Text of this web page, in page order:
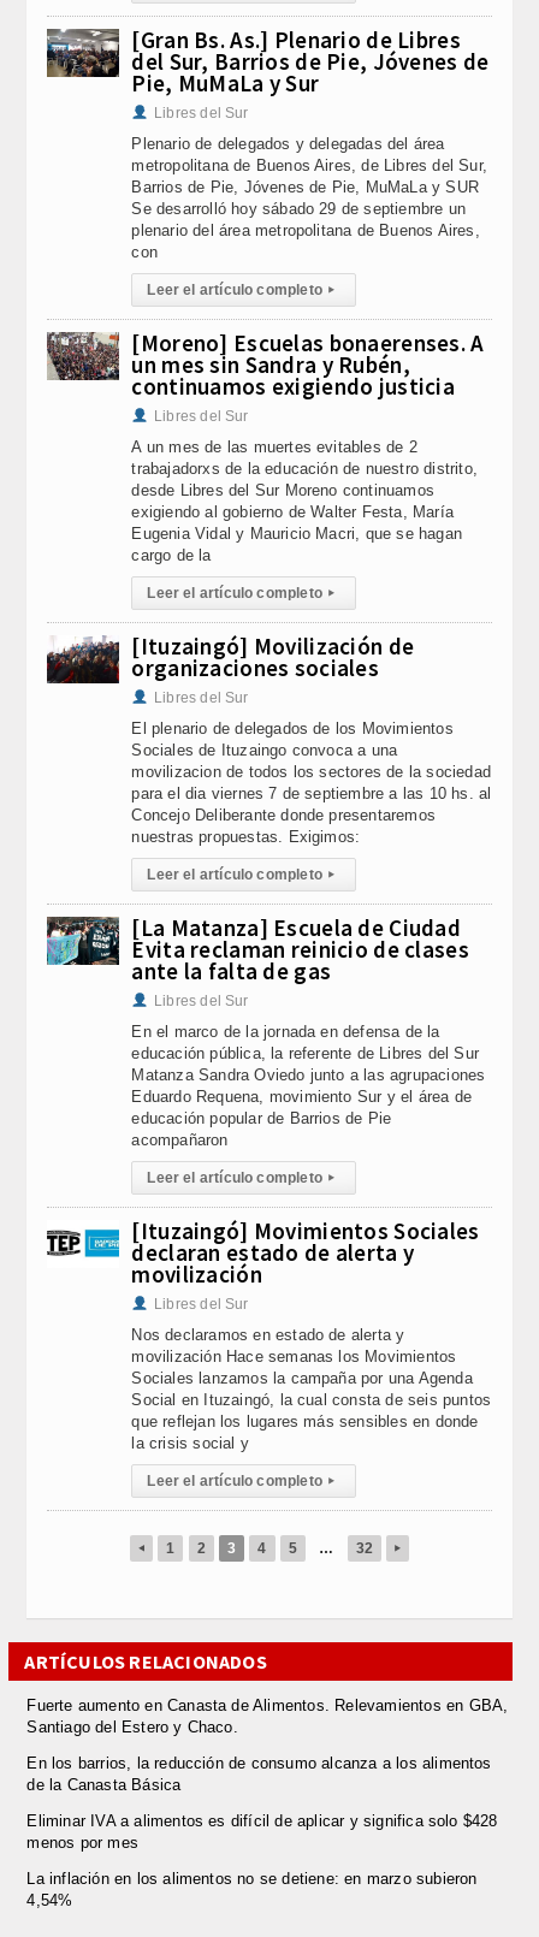
[Gran Bs. As.] Plenario de Libres
del Sur, Barrios de Pie, Jóvenes de
Pie, MuMaLa y Sur
Libres del Sur
Plenario de delegados y delegadas del área
metropolitana de Buenos Aires, de Libres del Sur,
Barrios de Pie, Jóvenes de Pie, MuMaLa y SUR
Se desarrolló hoy sábado 29 de septiembre un
plenario del área metropolitana de Buenos Aires,
con
Leer el artículo completo ▸
[Moreno] Escuelas bonaerenses. A
un mes sin Sandra y Rubén,
continuamos exigiendo justicia
Libres del Sur
A un mes de las muertes evitables de 2
trabajadorxs de la educación de nuestro distrito,
desde Libres del Sur Moreno continuamos
exigiendo al gobierno de Walter Festa, María
Eugenia Vidal y Mauricio Macri, que se hagan
cargo de la
Leer el artículo completo ▸
[Ituzaingó] Movilización de
organizaciones sociales
Libres del Sur
El plenario de delegados de los Movimientos
Sociales de Ituzaingo convoca a una
movilizacion de todos los sectores de la sociedad
para el dia viernes 7 de septiembre a las 10 hs. al
Concejo Deliberante donde presentaremos
nuestras propuestas. Exigimos:
Leer el artículo completo ▸
[La Matanza] Escuela de Ciudad
Evita reclaman reinicio de clases
ante la falta de gas
Libres del Sur
En el marco de la jornada en defensa de la
educación pública, la referente de Libres del Sur
Matanza Sandra Oviedo junto a las agrupaciones
Eduardo Requena, movimiento Sur y el área de
educación popular de Barrios de Pie
acompañaron
Leer el artículo completo ▸
[Ituzaingó] Movimientos Sociales
declaran estado de alerta y
movilización
Libres del Sur
Nos declaramos en estado de alerta y
movilización Hace semanas los Movimientos
Sociales lanzamos la campaña por una Agenda
Social en Ituzaingó, la cual consta de seis puntos
que reflejan los lugares más sensibles en donde
la crisis social y
Leer el artículo completo ▸
◂ 1 2 3 4 5 … 32 ▸
ARTÍCULOS RELACIONADOS
Fuerte aumento en Canasta de Alimentos. Relevamientos en GBA,
Santiago del Estero y Chaco.
En los barrios, la reducción de consumo alcanza a los alimentos
de la Canasta Básica
Eliminar IVA a alimentos es difícil de aplicar y significa solo $428
menos por mes
La inflación en los alimentos no se detiene: en marzo subieron
4,54%